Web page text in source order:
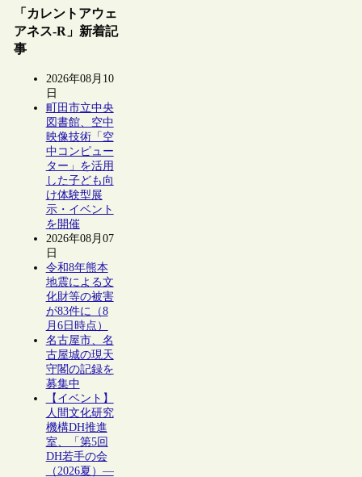
「カレントアウェ
アネス-R」新着記
事
2026年08月10
日
町田市立中央
図書館、空中
映像技術「空
中コンピュー
ター」を活用
した子ども向
け体験型展
示・イベント
を開催
2026年08月07
日
令和8年熊本
地震による文
化財等の被害
が83件に（8
月6日時点）
名古屋市、名
古屋城の現天
守閣の記録を
募集中
【イベント】
人間文化研究
機構DH推進
室、「第5回
DH若手の会
（2026夏）―